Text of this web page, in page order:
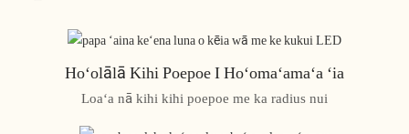
Hoʻolālā Kihi Poepoe I Hoʻomaʻamaʻa ʻia
Loaʻa nā kihi kihi poepoe me ka radius nui